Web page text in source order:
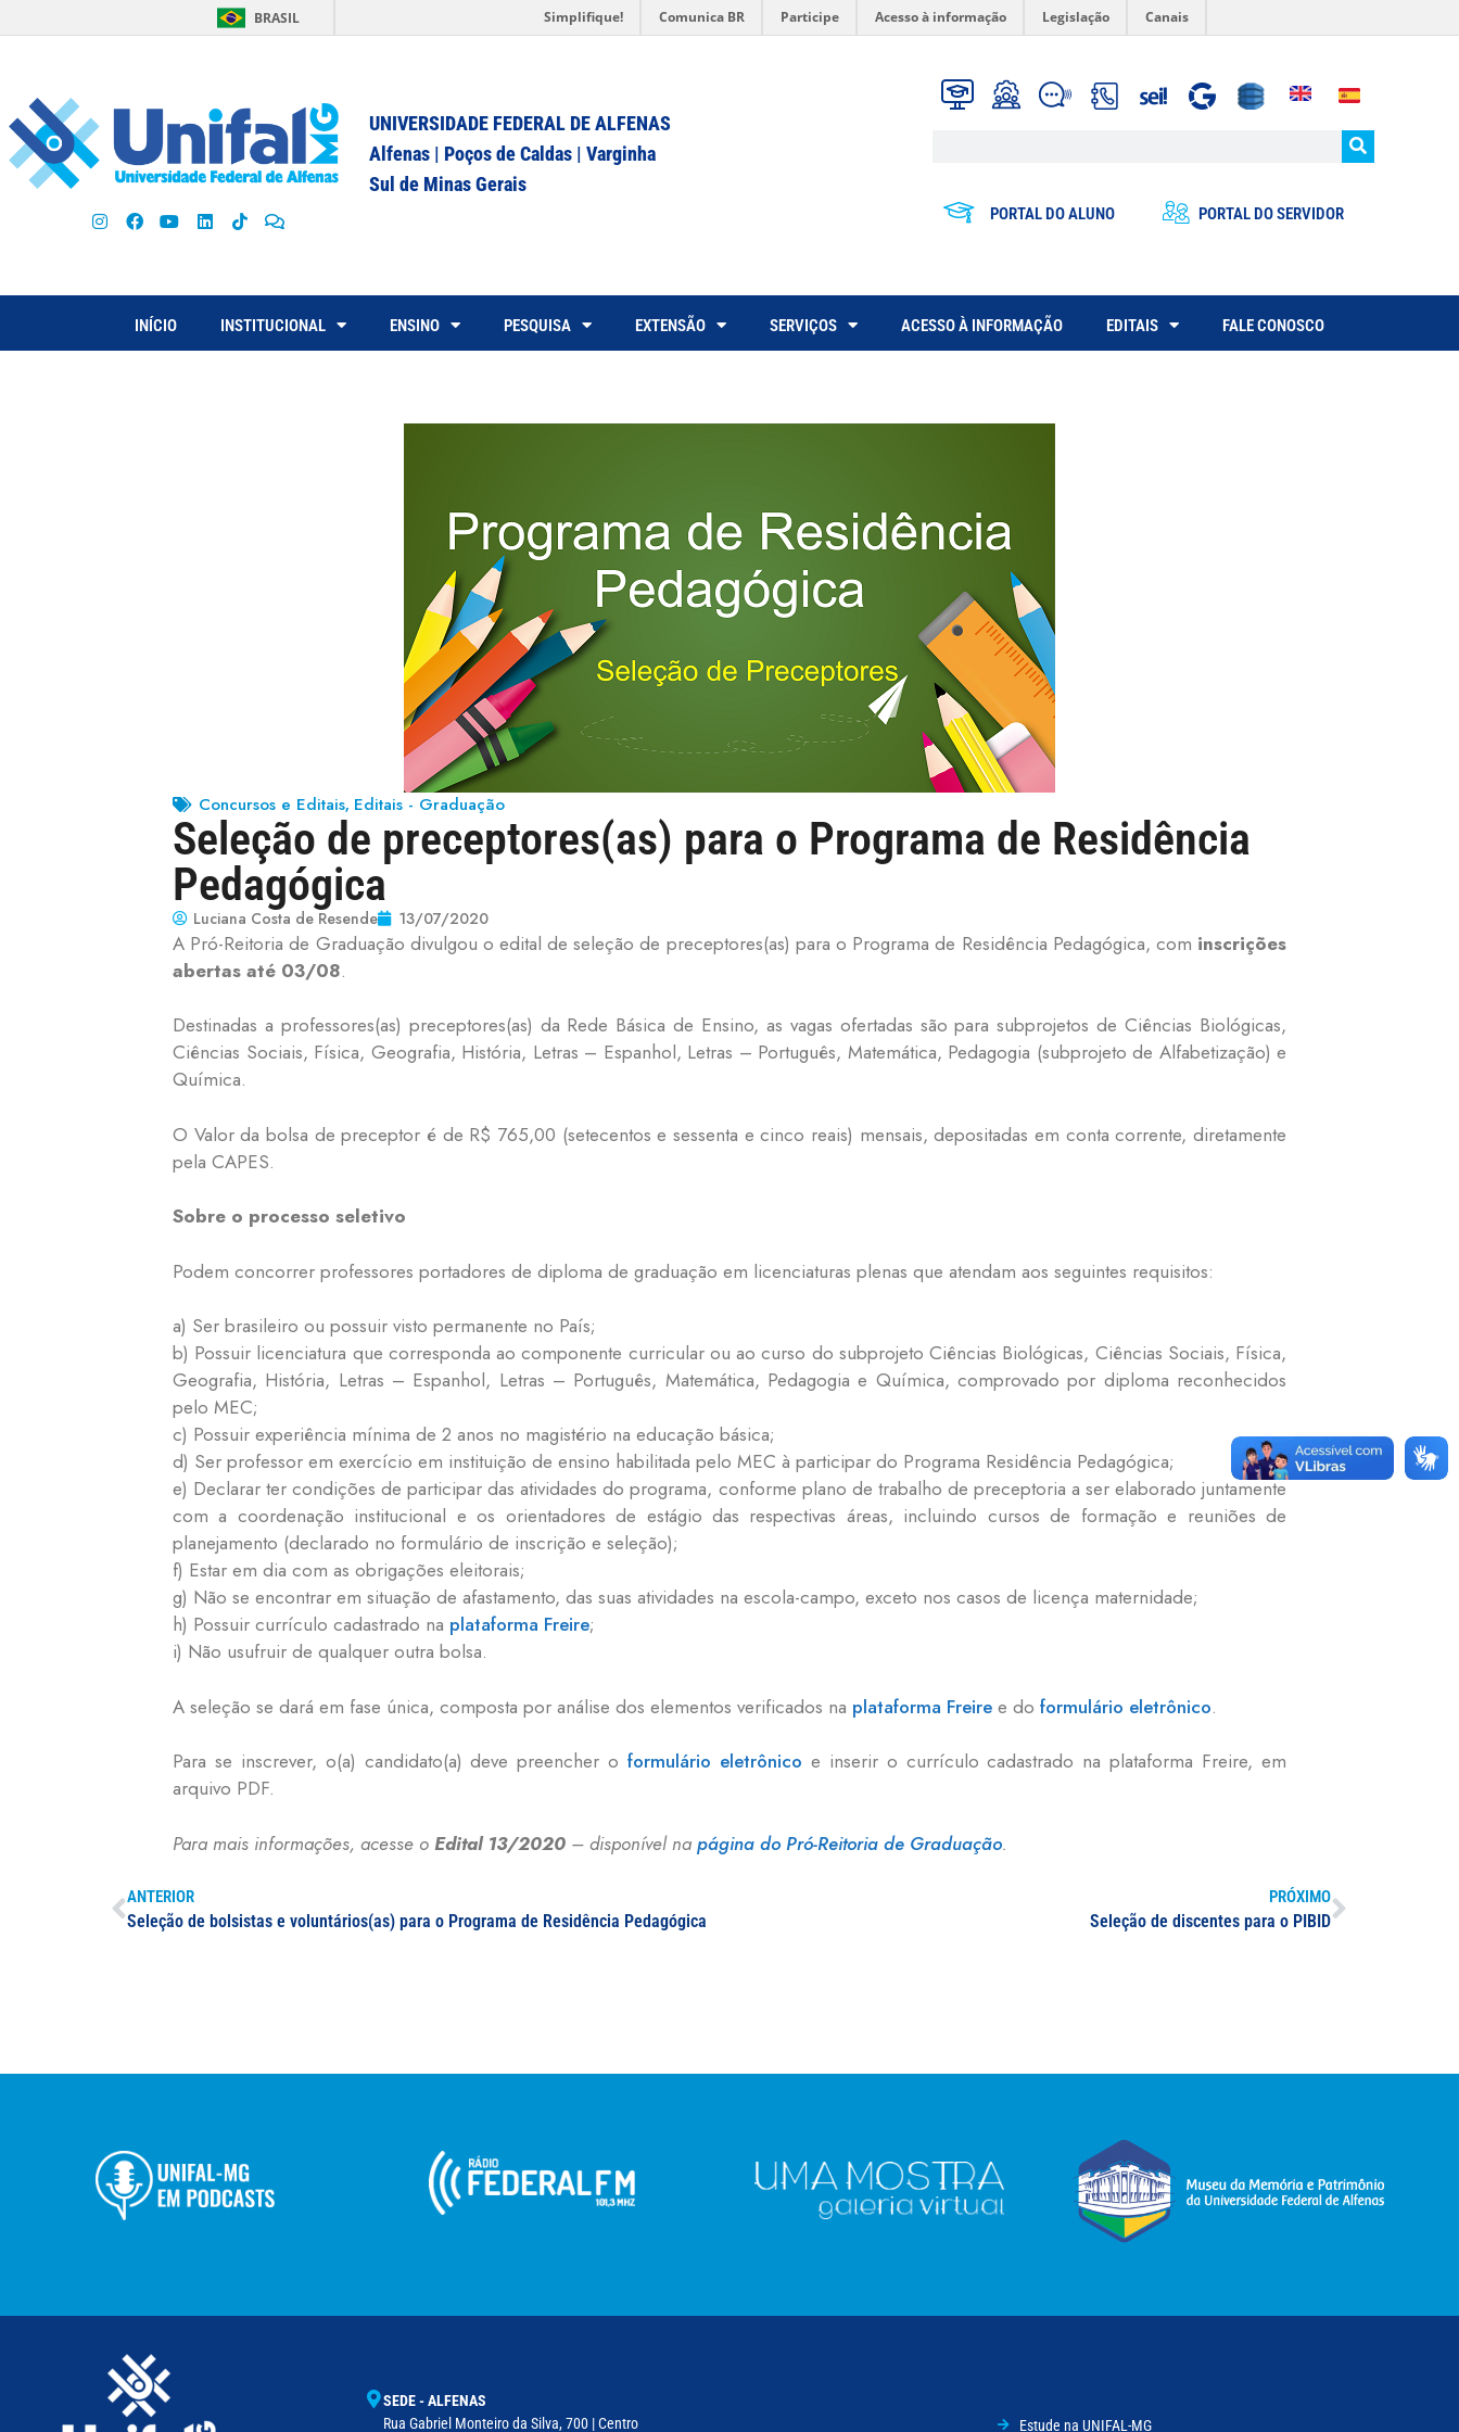
BRASIL Simplifique! Comunica BR Participe Acesso à informação Legislação Canais
UNIVERSIDADE FEDERAL DE ALFENAS
Alfenas | Poços de Caldas | Varginha
Sul de Minas Gerais
PORTAL DO ALUNO PORTAL DO SERVIDOR
INÍCIO INSTITUCIONAL ENSINO PESQUISA EXTENSÃO SERVIÇOS ACESSO À INFORMAÇÃO EDITAIS FALE CONOSCO
Concursos e Editais, Editais - Graduação
Seleção de preceptores(as) para o Programa de Residência
Pedagógica
Luciana Costa de Resende 13/07/2020
A Pró-Reitoria de Graduação divulgou o edital de seleção de preceptores(as) para o Programa de Residência Pedagógica, com inscrições
abertas até 03/08.
Destinadas a professores(as) preceptores(as) da Rede Básica de Ensino, as vagas ofertadas são para subprojetos de Ciências Biológicas,
Ciências Sociais, Física, Geografia, História, Letras – Espanhol, Letras – Português, Matemática, Pedagogia (subprojeto de Alfabetização) e
Química.
O Valor da bolsa de preceptor é de R$ 765,00 (setecentos e sessenta e cinco reais) mensais, depositadas em conta corrente, diretamente
pela CAPES.
Sobre o processo seletivo
Podem concorrer professores portadores de diploma de graduação em licenciaturas plenas que atendam aos seguintes requisitos:
a) Ser brasileiro ou possuir visto permanente no País;
b) Possuir licenciatura que corresponda ao componente curricular ou ao curso do subprojeto Ciências Biológicas, Ciências Sociais, Física,
Geografia, História, Letras – Espanhol, Letras – Português, Matemática, Pedagogia e Química, comprovado por diploma reconhecidos
pelo MEC;
c) Possuir experiência mínima de 2 anos no magistério na educação básica;
d) Ser professor em exercício em instituição de ensino habilitada pelo MEC à participar do Programa Residência Pedagógica;
e) Declarar ter condições de participar das atividades do programa, conforme plano de trabalho de preceptoria a ser elaborado juntamente
com a coordenação institucional e os orientadores de estágio das respectivas áreas, incluindo cursos de formação e reuniões de
planejamento (declarado no formulário de inscrição e seleção);
f) Estar em dia com as obrigações eleitorais;
g) Não se encontrar em situação de afastamento, das suas atividades na escola-campo, exceto nos casos de licença maternidade;
h) Possuir currículo cadastrado na plataforma Freire;
i) Não usufruir de qualquer outra bolsa.
A seleção se dará em fase única, composta por análise dos elementos verificados na plataforma Freire e do formulário eletrônico.
Para se inscrever, o(a) candidato(a) deve preencher o formulário eletrônico e inserir o currículo cadastrado na plataforma Freire, em
arquivo PDF.
Para mais informações, acesse o Edital 13/2020 – disponível na página do Pró-Reitoria de Graduação.
ANTERIOR
Seleção de bolsistas e voluntários(as) para o Programa de Residência Pedagógica
PRÓXIMO
Seleção de discentes para o PIBID
SEDE - ALFENAS
Rua Gabriel Monteiro da Silva, 700 | Centro
Estude na UNIFAL-MG